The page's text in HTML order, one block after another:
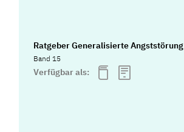
Ratgeber Generalisierte Angststörung
Band 15
Verfügbar als: